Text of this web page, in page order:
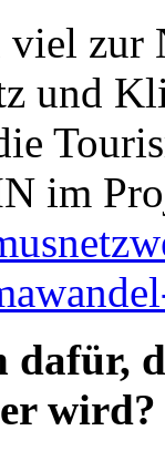
zur
und
im
dafür,
wird?